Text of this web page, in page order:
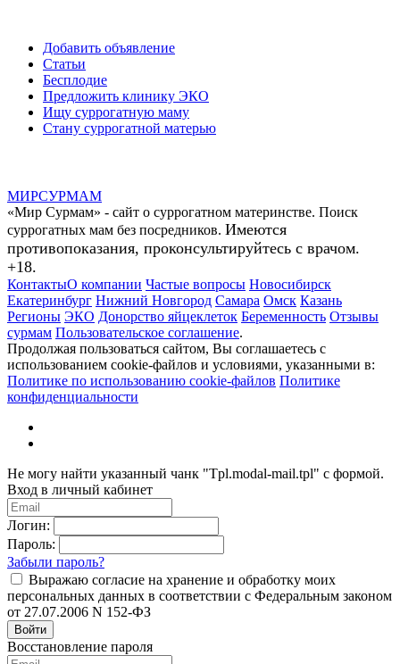
Добавить объявление
Статьи
Бесплодие
Предложить клинику ЭКО
Ищу суррогатную маму
Стану суррогатной матерью
МИРСУРМАМ
«Мир Сурмам» - сайт о суррогатном материнстве. Поиск
суррогатных мам без посредников. Имеются
противопоказания, проконсультируйтесь с врачом.
+18.
КонтактыО компании Частые вопросы Новосибирск
Екатеринбург Нижний Новгород Самара Омск Казань
Регионы ЭКО Донорство яйцеклеток Беременность Отзывы
сурмам Пользовательское соглашение.
Продолжая пользоваться сайтом, Вы соглашаетесь с
использованием cookie-файлов и условиями, указанными в:
Политике по использованию cookie-файлов Политике
конфиденциальности
Не могу найти указанный чанк "Tpl.modal-mail.tpl" с формой.
Вход в личный кабинет
Логин:
Пароль:
Забыли пароль?
Выражаю согласие на хранение и обработку моих
персональных данных в соответствии с Федеральным законом
от 27.07.2006 N 152-ФЗ
Войти
Восстановление пароля